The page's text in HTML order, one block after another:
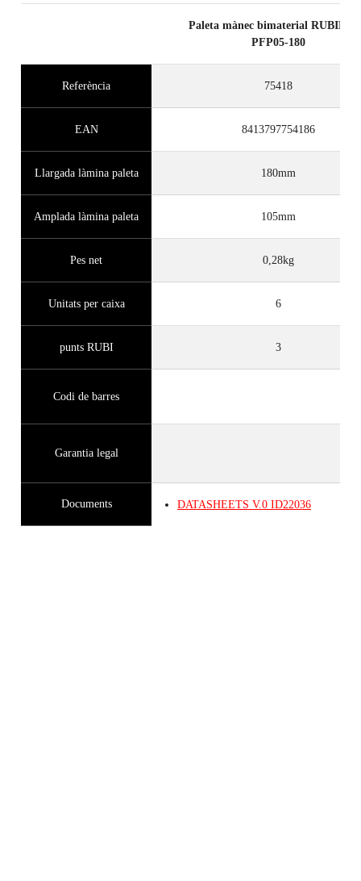
Paleta mànec bimaterial
PFP05-180
Referència 75418
EAN 8413797754186
Llargada làmina paleta 180mm
Amplada làmina paleta 105mm
Pes net 0,28kg
Unitats per caixa 6
punts RUBI 3
Codi de barres
Garantia legal
Documents DATASHEETS V.0 ID22036